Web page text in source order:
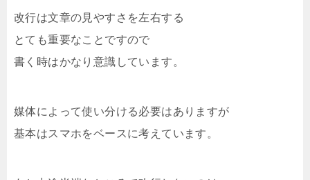
改行は文章の見やすさを左右する
とても重要なことですので
書く時はかなり意識しています。
媒体によって使い分ける必要はありますが
基本はスマホをベースに考えています。